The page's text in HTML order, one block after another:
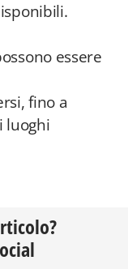
essere
fino a
luoghi